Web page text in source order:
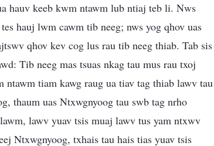
hauv keeb kwm ntawm lub ntiaj teb li. Nws
hauj lwm cawm tib neeg; nws yog qhov uas
qhov kev cog lus rau tib neeg thiab. Tab sis
Tib neeg mas tsuas nkag tau mus rau txoj
ntawm tiam kawg raug ua tiav tag thiab lawv tau
thaum uas Ntxwgnyoog tau swb tag nrho
lawv yuav tsis muaj lawv tus yam ntxwv
Ntxwgnyoog, txhais tau hais tias yuav tsis